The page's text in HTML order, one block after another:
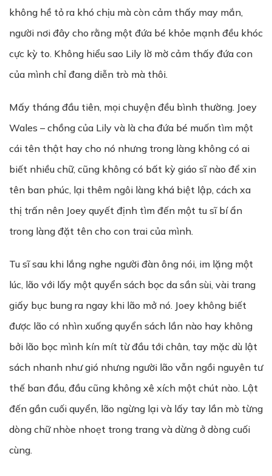
không hề tỏ ra khó chịu mà còn cảm thấy may mắn,
người nơi đây cho rằng một đứa bé khỏe mạnh đều khóc
cực kỳ to. Không hiểu sao Lily lờ mờ cảm thấy đứa con
của mình chỉ đang diễn trò mà thôi.
Mấy tháng đầu tiên, mọi chuyện đều bình thường. Joey
Wales – chồng của Lily và là cha đứa bé muốn tìm một
cái tên thật hay cho nó nhưng trong làng không có ai
biết nhiều chữ, cũng không có bất kỳ giáo sĩ nào để xin
tên ban phúc, lại thêm ngôi làng khá biệt lập, cách xa
thị trấn nên Joey quyết định tìm đến một tu sĩ bí ẩn
trong làng đặt tên cho con trai của mình.
Tu sĩ sau khi lắng nghe người đàn ông nói, im lặng một
lúc, lão với lấy một quyển sách bọc da sần sùi, vài trang
giấy bục bung ra ngay khi lão mở nó. Joey không biết
được lão có nhìn xuống quyển sách lần nào hay không
bởi lão bọc mình kín mít từ đầu tới chân, tay mặc dù lật
sách nhanh như gió nhưng người lão vẫn ngồi nguyên tư
thế ban đầu, đầu cũng không xê xích một chút nào. Lật
đến gần cuối quyển, lão ngừng lại và lấy tay lần mò từng
dòng chữ nhòe nhoẹt trong trang và dừng ở dòng cuối
cùng.